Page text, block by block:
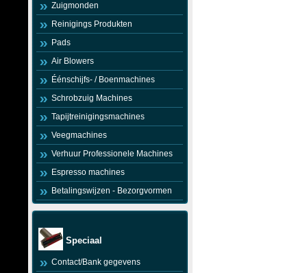
Zuigmonden
Reinigings Produkten
Pads
Air Blowers
Éénschijfs- / Boenmachines
Schrobzuig Machines
Tapijtreinigingsmachines
Veegmachines
Verhuur Professionele Machines
Espresso machines
Betalingswijzen - Bezorgvormen
Speciaal
Contact/Bank gegevens